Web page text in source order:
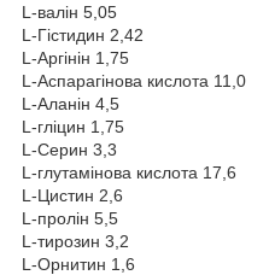
L-валін 5,05
L-Гістидин 2,42
L-Аргінін 1,75
L-Аспарагінова кислота 11,0
L-Аланін 4,5
L-гліцин 1,75
L-Серин 3,3
L-глутамінова кислота 17,6
L-Цистин 2,6
L-пролін 5,5
L-тирозин 3,2
L-Орнитин 1,6